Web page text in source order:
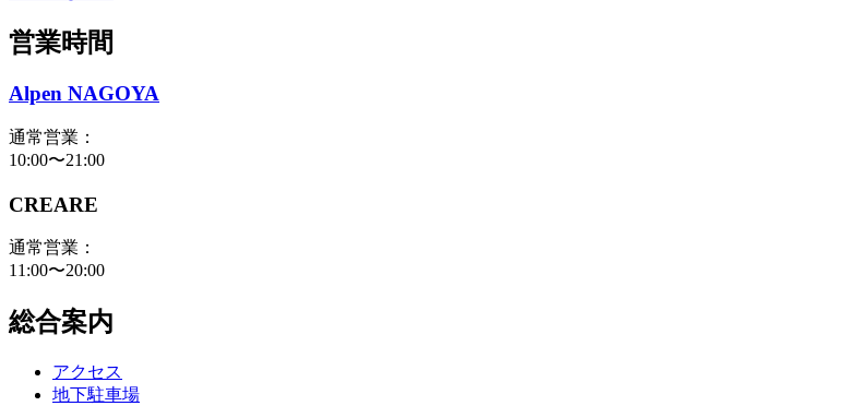
営業時間
Alpen NAGOYA
通常営業：
10:00〜21:00
CREARE
通常営業：
11:00〜20:00
総合案内
アクセス
地下駐車場